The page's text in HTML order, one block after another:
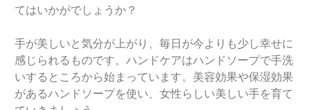
てはいかがでしょうか？
手が美しいと気分が上がり、毎日が今よりも少し幸せに
感じられるものです。ハンドケアはハンドソープで手洗
いするところから始まっています。美容効果や保湿効果
があるハンドソープを使い、女性らしい美しい手を育て